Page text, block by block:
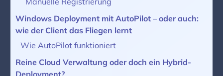
Windows Deployment mit AutoPilot – oder auch:
wie der Client das Fliegen lernt
Wie AutoPilot funktioniert
Reine Cloud Verwaltung oder doch ein Hybrid-
Deployment?